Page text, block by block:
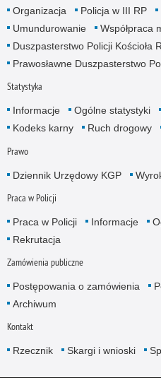
Organizacja
Policja w III RP
Umundurowanie
Współpraca
Duszpasterstwo Policji Kościoła
Prawosławne Duszpasterstwo
Statystyka
Informacje Ogólne statystyki
Kodeks karny
Ruch drogowy
Prawo
Dziennik Urzędowy KGP
Praca w Policji
Praca w Policji Informacje
Rekrutacja
Zamówienia publiczne
Postępowania o zamówienia
Archiwum
Kontakt
Rzecznik Skargi i wnioski